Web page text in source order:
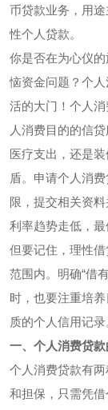
币贷款业务，用
性个人贷款。
你是否在为心仪
恼资金问题？个
活的大门！个人
人消费目的的信
医疗支出，还是
盾。申请个人消
限，提交相关资
利率趋势走低，最
但要记住，理性
范围内。明确“借
时，也要注重培
质的个人信用记录
一、个人消费贷
个人消费贷款有
和担保，只需凭